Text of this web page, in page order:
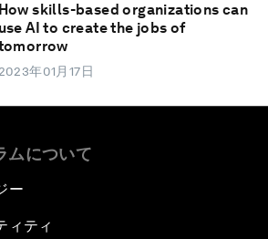
How skills-based organizations can
use AI to create the jobs of
年01月17日
ムについて
ー
ィティ